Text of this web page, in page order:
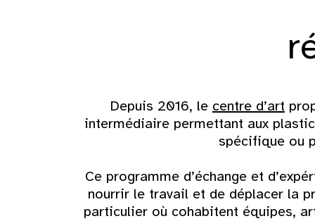
Depuis 2016, le centre d’art
intermédiaire permettant aux
spécifique ou
Ce programme d’échange et
nourrir le travail et de déplacer la
particulier où cohabitent équipes,